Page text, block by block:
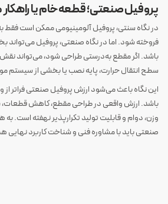
پروفیل صنعتی؛ قطعه خام یا
در نگاه سنتی، پروفیل آلومینیومی ممکن است
فروخته شود. اما در نگاه صنعتی، پروفیل می‌تواند
باشد. اگر مقطع به‌درستی طراحی شود، می‌تواند نقش
سطح انتقال حرارت، پایه نصب یا بخشی از سیستم
این نگاه باعث می‌شود ارزش پروفیل صنعتی فراتر
باشد. ارزش واقعی در طراحی مقطع، کاهش قطعات،
وزن، دوام و قابلیت تولید تکرارپذیر نهفته است.
صنعتی باید با مشاوره فنی و شناخت کاربرد نهایی